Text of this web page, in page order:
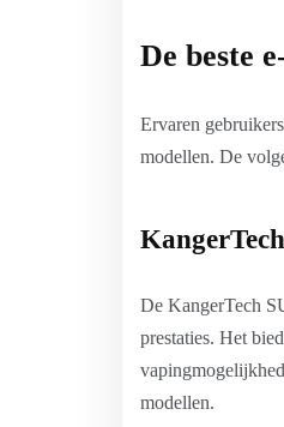
De beste
Ervaren
modellen. De
De KangerTech
prestaties. Het
modellen.